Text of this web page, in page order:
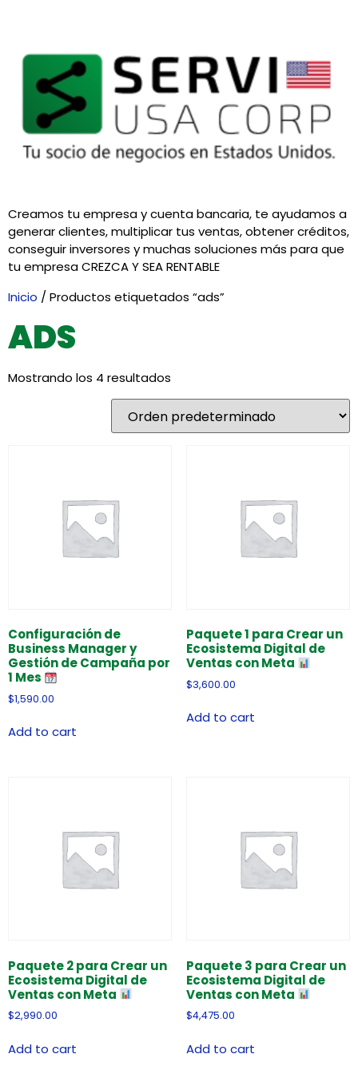
Creamos tu empresa y cuenta bancaria, te ayudamos a
generar clientes, multiplicar tus ventas, obtener créditos,
conseguir inversores y muchas soluciones más para que
tu empresa CREZCA Y SEA RENTABLE
Inicio / Productos etiquetados “ads”
ADS
Mostrando los 4 resultados
Configuración de
Business Manager y
Gestión de Campaña por
1 Mes
$1,590.00
Add to cart
Paquete 1 para Crear un
Ecosistema Digital de
Ventas con Meta
$3,600.00
Add to cart
Paquete 2 para Crear un
Ecosistema Digital de
Ventas con Meta
$2,990.00
Add to cart
Paquete 3 para Crear un
Ecosistema Digital de
Ventas con Meta
$4,475.00
Add to cart